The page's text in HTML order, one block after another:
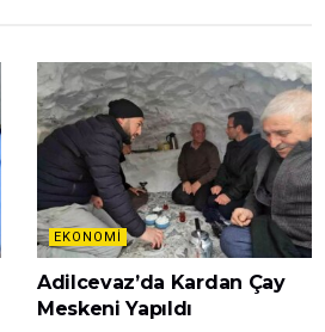
EKONOMI
Adilcevaz’da Kardan Çay
Meskeni Yapıldı